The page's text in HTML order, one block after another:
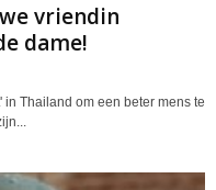
vriendin
dame!
Thailand om een beter mens te